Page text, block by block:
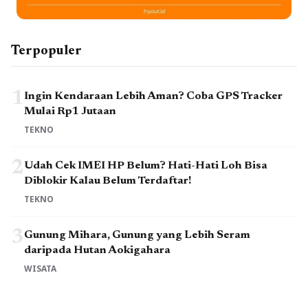
Terpopuler
1Ingin Kendaraan Lebih Aman? Coba GPS Tracker
Mulai Rp1 Jutaan
TEKNO
2Udah Cek IMEI HP Belum? Hati-Hati Loh Bisa
Diblokir Kalau Belum Terdaftar!
TEKNO
3Gunung Mihara, Gunung yang Lebih Seram
daripada Hutan Aokigahara
WISATA